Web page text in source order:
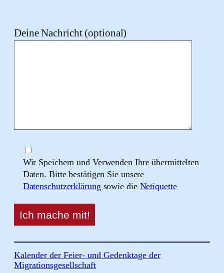
Deine Nachricht (optional)
Wir Speichern und Verwenden Ihre übermittelten
Daten. Bitte bestätigen Sie unsere
Datenschutzerklärung sowie die Netiquette
Kalender der Feier- und Gedenktage der
Migrationsgesellschaft